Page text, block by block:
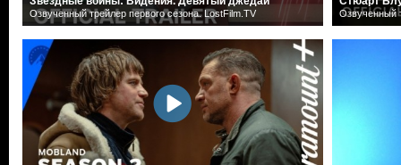
Озвученный трейлер первого сезона. LostFilm.TV Озвученный